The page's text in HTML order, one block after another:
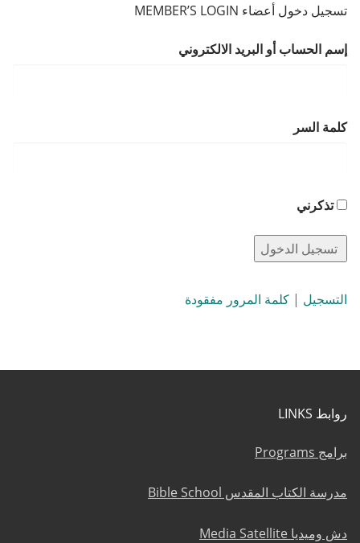
تسجيل دخول أعضاء MEMBER’S LOGIN
إسم الحساب أو البريد الالكتروني
كلمة السر
تذكرني
التسجيل | كلمة المرور مفقودة
روابط LINKS
برامج Programs
مدرسة الكتاب المقدس Bible School
دش وميديا Media Satellite